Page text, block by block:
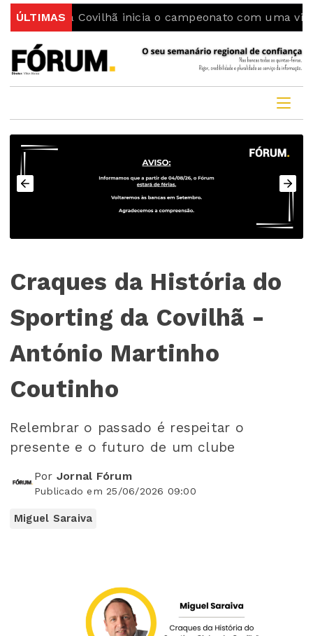
ÚLTIMAS
da Covilhã inicia o campeonato com uma vitória
Craques da História do
Sporting da Covilhã -
António Martinho
Coutinho
Relembrar o passado é respeitar o
presente e o futuro de um clube
Por Jornal Fórum
Publicado em 25/06/2026 09:00
Miguel Saraiva